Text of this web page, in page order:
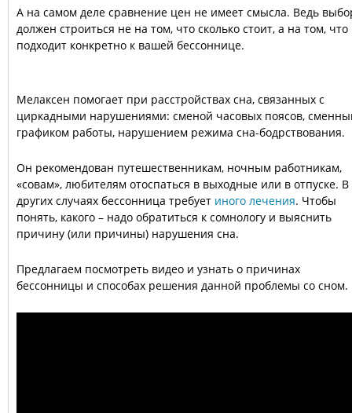
А на самом деле сравнение цен не имеет смысла. Ведь
должен строиться не на том, что сколько стоит, а на том, что
подходит конкретно к вашей бессоннице.
Мелаксен помогает при расстройствах сна, связанных с
циркадными нарушениями: сменой часовых поясов,
графиком работы, нарушением режима сна-бодрствования.
Он рекомендован путешественникам, ночным работникам,
«совам», любителям отоспаться в выходные или в отпуске. В
других случаях бессонница требует иного лечения. Чтобы
понять, какого – надо обратиться к сомнологу и выяснить
причину (или причины) нарушения сна.
Предлагаем посмотреть видео и узнать о причинах
бессонницы и способах решения данной проблемы со сном.